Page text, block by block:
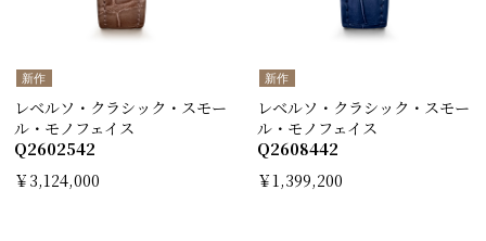
新作
レベルソ・クラシック・スモー
ル・モノフェイス
Q2602542
￥3,124,000
新作
レベルソ・クラシック・スモー
ル・モノフェイス
Q2608442
￥1,399,200